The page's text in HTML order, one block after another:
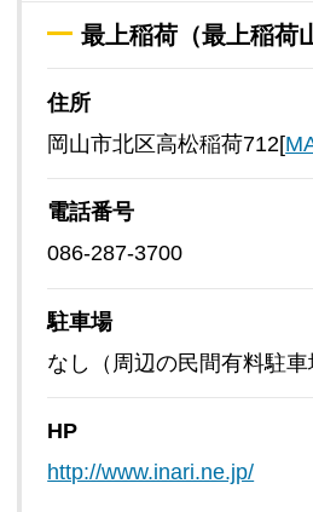
最上稲荷（最上稲荷
住所
岡山市北区高松稲荷712[
電話番号
086-287-3700
駐車場
なし（周辺の民間有料駐車
HP
http://www.inari.ne.jp/